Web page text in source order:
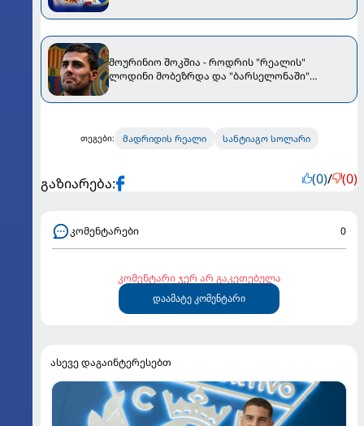
მოურინიო შოკშია - როდრის "რეალის"
ლოდინი მობეზრდა და "ბარსელონაში"
თეგები: მადრიდის რეალი სანტიაგო სოლარი
გაზიარება: (0)/ (0)
კომენტარები 0
კომენტარი ჯერ არ გაკეთებულა
დაამატე კომენტარი
ასევე დაგაინტერესებთ